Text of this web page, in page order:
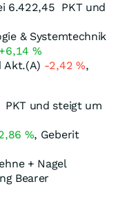
6.422,45 PKTund
& Systemtechnik
+6,14 %
Akt.(A) -2,42 %,
PKTund steigt um
%, Geberit
+ Nagel
Bearer